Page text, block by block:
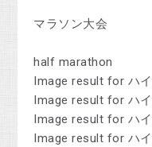
マラソン大会
half marathon
Image result for ハ
Image result for ハ
Image result for ハ
Image result for ハ